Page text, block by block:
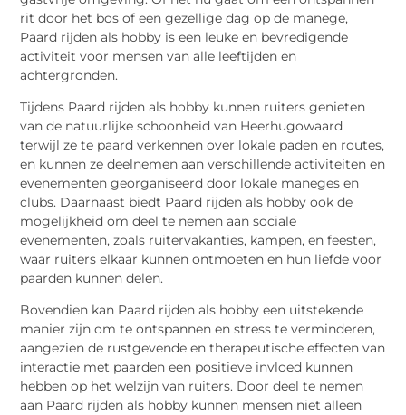
rit door het bos of een gezellige dag op de manege,
Paard rijden als hobby is een leuke en bevredigende
activiteit voor mensen van alle leeftijden en
achtergronden.
Tijdens Paard rijden als hobby kunnen ruiters genieten
van de natuurlijke schoonheid van Heerhugowaard
terwijl ze te paard verkennen over lokale paden en routes,
en kunnen ze deelnemen aan verschillende activiteiten en
evenementen georganiseerd door lokale maneges en
clubs. Daarnaast biedt Paard rijden als hobby ook de
mogelijkheid om deel te nemen aan sociale
evenementen, zoals ruitervakanties, kampen, en feesten,
waar ruiters elkaar kunnen ontmoeten en hun liefde voor
paarden kunnen delen.
Bovendien kan Paard rijden als hobby een uitstekende
manier zijn om te ontspannen en stress te verminderen,
aangezien de rustgevende en therapeutische effecten van
interactie met paarden een positieve invloed kunnen
hebben op het welzijn van ruiters. Door deel te nemen
aan Paard rijden als hobby kunnen mensen niet alleen